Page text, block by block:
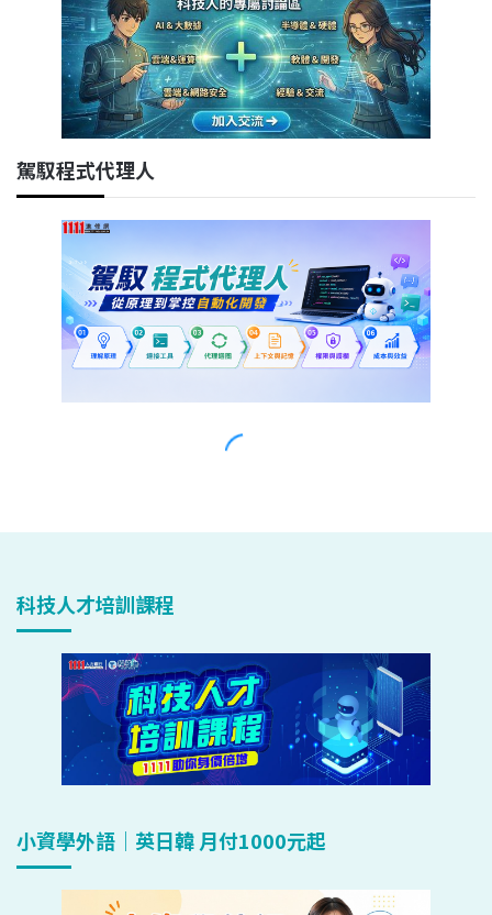
科技人才培訓課程
小資學外語｜英日韓 月付1000元起